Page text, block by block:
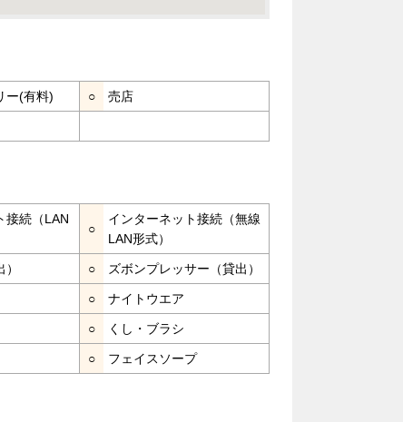
ー(有料) ○ 売店
接続（LAN
○
インターネット接続（無線
LAN形式）
○ ズボンプレッサー（貸出）
○ ナイトウエア
○ くし・ブラシ
○ フェイスソープ